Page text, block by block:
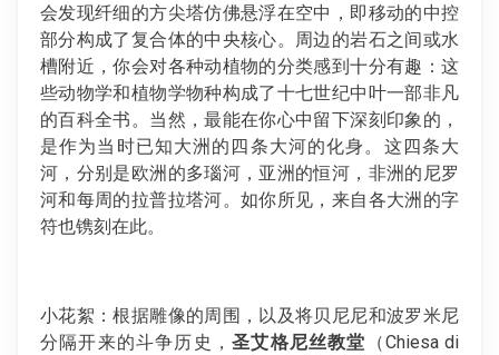
会发现纤细的方尖塔仿佛悬浮在空中，即移动的中控
部分构成了复合体的中央核心。周边的岩石之间或水
槽附近，你会对各种动植物的分类感到十分有趣：这
些动物学和植物学物种构成了十七世纪中叶一部非凡
的百科全书。当然，最能在你心中留下深刻印象的，
是作为当时已知大洲的四条大河的化身。这四条大
河，分别是欧洲的多瑙河，亚洲的恒河，非洲的尼罗
河和每周的拉普拉塔河。如你所见，来自各大洲的字
符也镌刻在此。
小花絮：根据雕像的周围，以及将贝尼尼和波罗米尼
分隔开来的斗争历史，圣艾格尼丝教堂 （Chiesa di